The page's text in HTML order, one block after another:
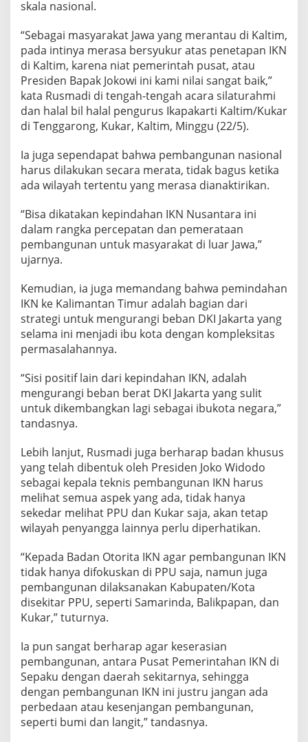
skala nasional.
“Sebagai masyarakat Jawa yang merantau di Kaltim,
pada intinya merasa bersyukur atas penetapan IKN
di Kaltim, karena niat pemerintah pusat, atau
Presiden Bapak Jokowi ini kami nilai sangat baik,”
kata Rusmadi di tengah-tengah acara silaturahmi
dan halal bil halal pengurus Ikapakarti Kaltim/Kukar
di Tenggarong, Kukar, Kaltim, Minggu (22/5).
Ia juga sependapat bahwa pembangunan nasional
harus dilakukan secara merata, tidak bagus ketika
ada wilayah tertentu yang merasa dianaktirikan.
“Bisa dikatakan kepindahan IKN Nusantara ini
dalam rangka percepatan dan pemerataan
pembangunan untuk masyarakat di luar Jawa,”
ujarnya.
Kemudian, ia juga memandang bahwa pemindahan
IKN ke Kalimantan Timur adalah bagian dari
strategi untuk mengurangi beban DKI Jakarta yang
selama ini menjadi ibu kota dengan kompleksitas
permasalahannya.
“Sisi positif lain dari kepindahan IKN, adalah
mengurangi beban berat DKI Jakarta yang sulit
untuk dikembangkan lagi sebagai ibukota negara,”
tandasnya.
Lebih lanjut, Rusmadi juga berharap badan khusus
yang telah dibentuk oleh Presiden Joko Widodo
sebagai kepala teknis pembangunan IKN harus
melihat semua aspek yang ada, tidak hanya
sekedar melihat PPU dan Kukar saja, akan tetap
wilayah penyangga lainnya perlu diperhatikan.
“Kepada Badan Otorita IKN agar pembangunan IKN
tidak hanya difokuskan di PPU saja, namun juga
pembangunan dilaksanakan Kabupaten/Kota
disekitar PPU, seperti Samarinda, Balikpapan, dan
Kukar,” tuturnya.
Ia pun sangat berharap agar keserasian
pembangunan, antara Pusat Pemerintahan IKN di
Sepaku dengan daerah sekitarnya, sehingga
dengan pembangunan IKN ini justru jangan ada
perbedaan atau kesenjangan pembangunan,
seperti bumi dan langit,” tandasnya.